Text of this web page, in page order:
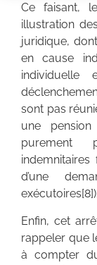
Ce faisant,
illustration
juridique,
en cause
individuelle
sont pas
une
purement
d’une
exécutoires[8]).
Enfin, cet
rappeler que
à compter